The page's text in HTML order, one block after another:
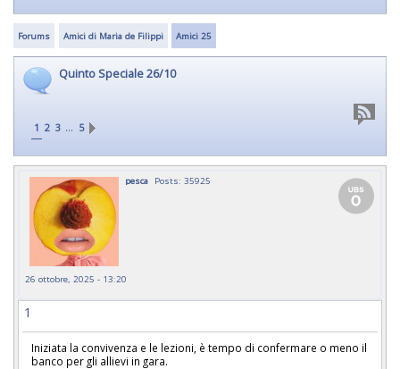
Forums Amici di Maria de Filippi Amici 25
Quinto Speciale 26/10
1 2 3 … 5
pesca Posts: 35925
26 ottobre, 2025 - 13:20
1
Iniziata la convivenza e le lezioni, è tempo di confermare o meno il
banco per gli allievi in gara.